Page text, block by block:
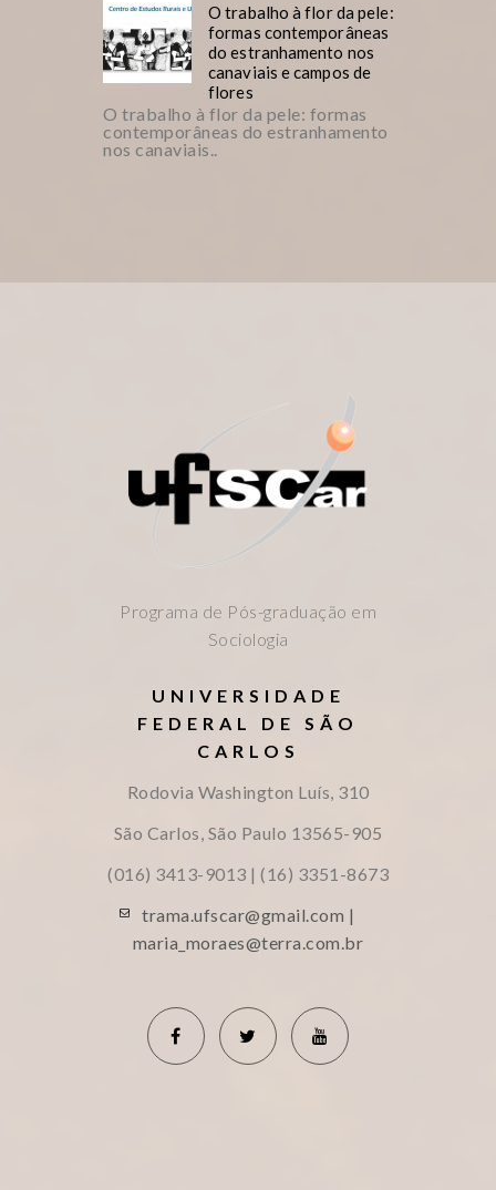
O trabalho à flor da pele:
formas contemporâneas
do estranhamento nos
canaviais e campos de
flores
O trabalho à flor da pele: formas
contemporâneas do estranhamento
nos canaviais..
Programa de Pós-graduação em
Sociologia
UNIVERSIDADE
FEDERAL DE SÃO
CARLOS
Rodovia Washington Luís, 310
São Carlos, São Paulo 13565-905
(016) 3413-9013 | (16) 3351-8673
trama.ufscar@gmail.com |
maria_moraes@terra.com.br